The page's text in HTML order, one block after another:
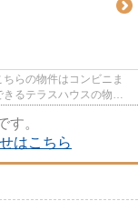
らの物件はコンビニま
るテラスハウスの物件
す。
はこちら